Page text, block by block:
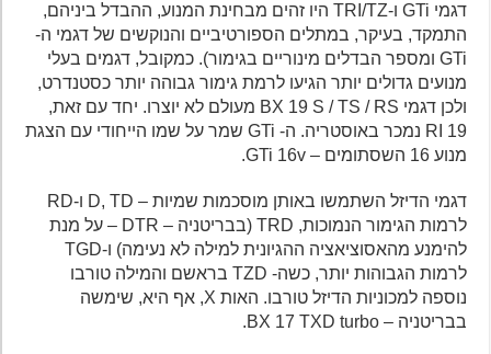
דגמי GTi ו-TRI/TZ היו זהים מבחינת המנוע, ההבדל ביניהם,
התמקד, בעיקר, במתלים הספורטיביים והנוקשים של דגמי ה-
GTi ומספר הבדלים מינוריים בגימור). כמקובל, דגמים בעלי
מנועים גדולים יותר הגיעו לרמת גימור גבוהה יותר כסטנדרט,
ולכן דגמי BX 19 S / TS / RS מעולם לא יוצרו. יחד עם זאת,
19 RI נמכר באוסטריה. ה- GTi שמר על שמו הייחודי עם הצגת
מנוע 16 השסתומים – GTi 16v.
דגמי הדיזל השתמשו באותן מוסכמות שמיות – D, TD ו-RD
לרמות הגימור הנמוכות, TRD (בבריטניה – DTR – על מנת
להימנע מהאסוציאציה ההגיונית למילה לא נעימה) ו-TGD
לרמות הגבוהות יותר, כשה- TZD בראשם והמילה טורבו
נוספה למכוניות הדיזל טורבו. האות X, אף היא, שימשה
בבריטניה – BX 17 TXD turbo.